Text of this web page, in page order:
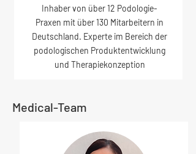
Inhaber von über 12 Podologie-
Praxen mit über 130 Mitarbeitern in
Deutschland. Experte im Bereich der
podologischen Produktentwicklung
und Therapiekonzeption
Medical-Team